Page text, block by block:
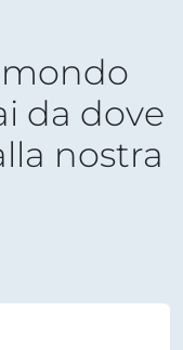
da dove
nostra